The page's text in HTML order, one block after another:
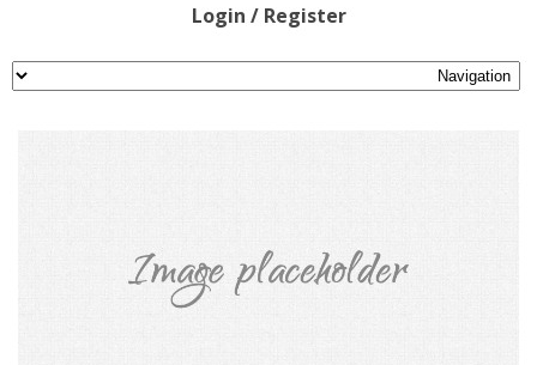
Login / Register